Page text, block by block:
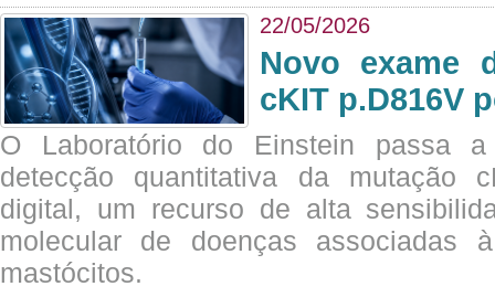
22/05/2026
Novo exame
cKIT p.D816V
O Laboratório do Einstein passa
detecção quantitativa da mutação
digital, um recurso de alta
molecular de doenças associadas
mastócitos.